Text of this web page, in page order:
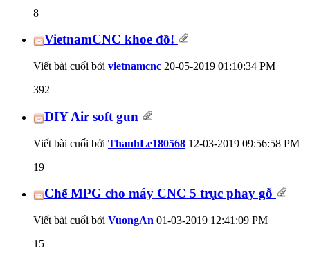
8
VietnamCNC khoe đồ!
Viết bài cuối bởi vietnamcnc 20-05-2019 01:10:34 PM
392
DIY Air soft gun
Viết bài cuối bởi ThanhLe180568 12-03-2019 09:56:58 PM
19
Chế MPG cho máy CNC 5 trục phay gỗ
Viết bài cuối bởi VuongAn 01-03-2019 12:41:09 PM
15